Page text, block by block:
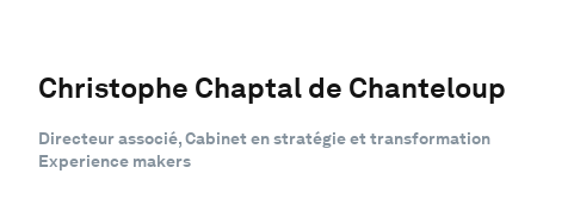
Christophe Chaptal de Chanteloup
Directeur associé, Cabinet en stratégie et transformation
Experience makers